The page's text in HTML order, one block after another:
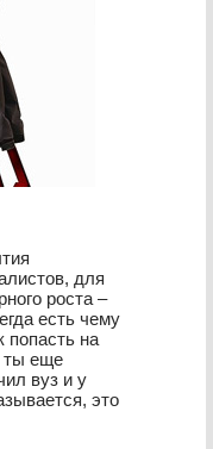
для
роста –
есть чему
попасть на
ты еще
вуз и у
это